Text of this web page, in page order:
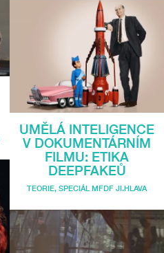
UMĚLÁ INTELIGENCE
V DOKUMENTÁRNÍM
FILMU: ETIKA
DEEPFAKEŮ
TEORIE, SPECIÁL MFDF JI.HLAVA